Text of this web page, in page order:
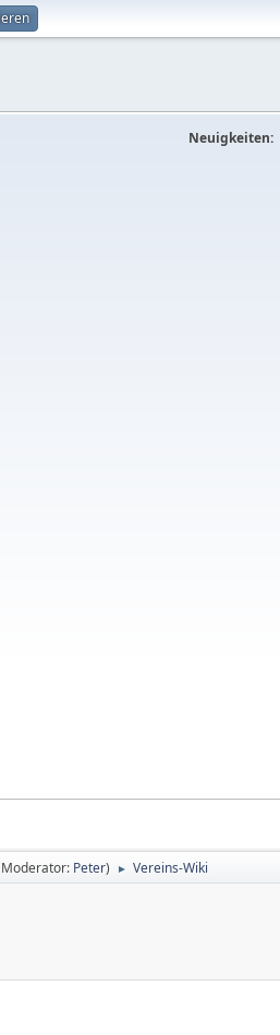
Neuigkeiten:
Peter) ► Vereins-Wiki